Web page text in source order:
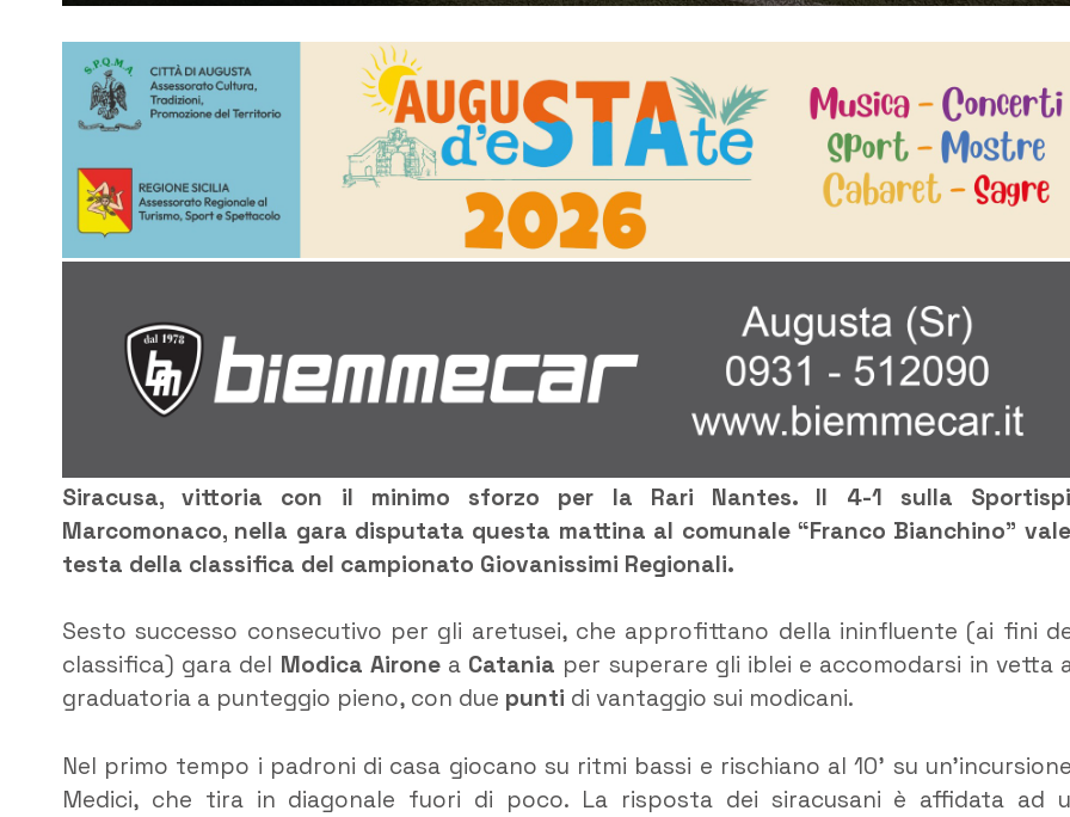
Siracusa, vittoria con il minimo sforzo per la Rari Nantes. Il 4-1 sulla
Marcomonaco, nella gara disputata questa mattina al comunale “Franco Bianchino”
testa della classifica del campionato Giovanissimi Regionali.
Sesto successo consecutivo per gli aretusei, che approfittano della ininfluente (ai fini
classifica) gara del Modica Aironea Catania per superare gli iblei e accomodarsi in vetta
graduatoria a punteggio pieno, con due punti di vantaggio sui modicani.
Nel primo tempo i padroni di casa giocano su ritmi bassi e rischiano al 10’ su
Medici, che tira in diagonale fuori di poco. La risposta dei siracusani è affidata ad